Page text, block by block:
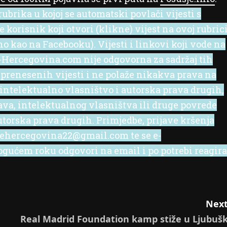
u kojoj se automatski povlači vijesti s
korisnik koji otvori (klikne) vijest na ovoj
kao na Facebooku). Vijesti i linkovi koji vode na
nije odgovorna za sadržaj tih
vijesti i ne polaže nikakva prava na
vlasništvo i autorska prava drugih,
intelektualnog vlasništva ili druge povrede
prava drugih. Primjedbe, prijave kršenja
te se e-
roku odgovori na email i po potrebi
Real Madrid Foundation kamp stiže u